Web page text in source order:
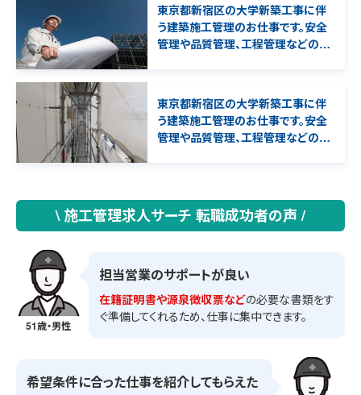
東京都新宿区の大学新築工事に伴
う建築施工管理のお仕事です。安全
管理や品質管理、工程管理などの管
ます。
東京都新宿区の大学新築工事に伴
う建築施工管理のお仕事です。安全
管理や品質管理、工程管理などの管
\ 施工管理求人サーチ 転職成功者の声 /
51歳・男性
担当営業のサポートが良い
在籍証明書や源泉徴収票などの必要な書類をす
ぐ準備してくれるため、仕事に集中できます。
希望条件に合った仕事を紹介してもらえた